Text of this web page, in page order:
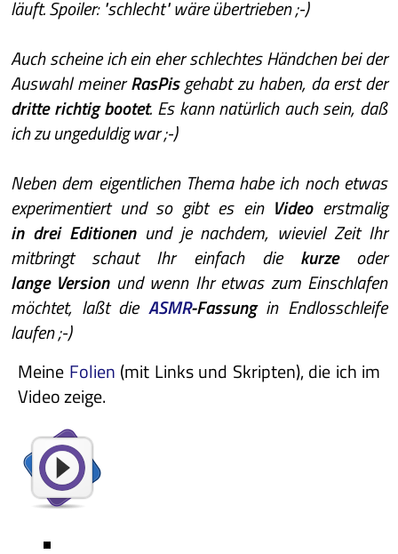
läuft. Spoiler: "schlecht" wäre übertrieben ;-)
Auch scheine ich ein eher schlechtes Händchen bei der
Auswahl meinerRasPisgehabt zu haben, da erst der
dritte richtig bootet. Es kann natürlich auch sein, daß
ich zu ungeduldig war ;-)
Neben dem eigentlichen Thema habe ich noch etwas
experimentiert und so gibt es ein Videoerstmalig
in drei Editionenund je nachdem, wieviel Zeit Ihr
mitbringt schaut Ihr einfach die kurzeoder
lange Versionund wenn Ihr etwas zum Einschlafen
möchtet, laßt die ASMR-Fassungin Endlosschleife
laufen ;-)
Meine Folien (mit Links und Skripten), die ich im
Video zeige.